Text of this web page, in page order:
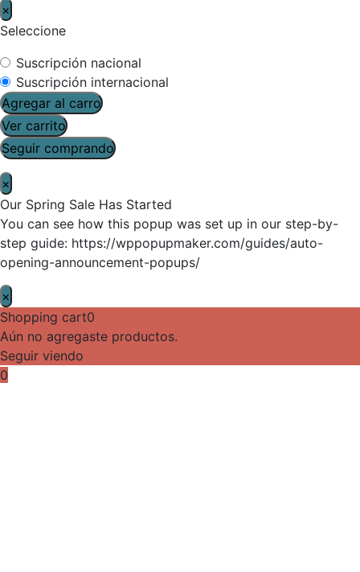
×
Seleccione
Suscripción nacional
Suscripción internacional
Agregar al carro
Ver carrito
Seguir comprando
×
Our Spring Sale Has Started
You can see how this popup was set up in our step-by-
step guide: https://wppopupmaker.com/guides/auto-
opening-announcement-popups/
×
Shopping cart0
Aún no agregaste productos.
Seguir viendo
0